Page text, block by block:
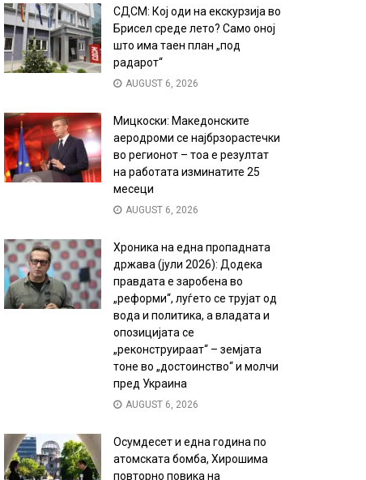
СДСМ: Кој оди на екскурзија во
Брисел среде лето? Само оној
што има таен план „под
радарот“
AUGUST 6, 2026
Мицкоски: Македонските
аеродроми се најбрзорастечки
во регионот – тоа е резултат
на работата изминатите 25
месеци
AUGUST 6, 2026
Хроника на една пропадната
држава (јули 2026): Додека
правдата е заробена во
„реформи“, луѓето се трујат од
вода и политика, а владата и
опозицијата се
„реконструираат“ – земјата
тоне во „достоинство“ и молчи
пред Украина
AUGUST 6, 2026
Осумдесет и една година по
атомската бомба, Хирошима
повторно повика на